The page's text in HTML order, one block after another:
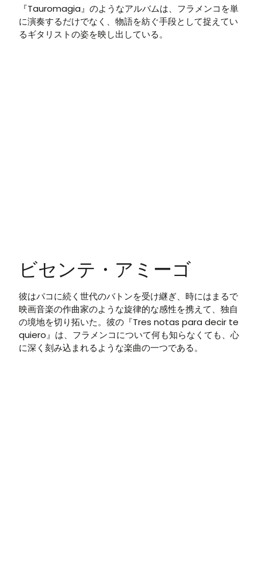
『Tauromagia』のようなアルバムは、フラメンコを単
に演奏するだけでなく、物語を紡ぐ手段として捉えてい
るギタリストの姿を映し出している。
ビセンテ・アミーゴ
彼はパコに続く世代のバトンを受け継ぎ、時にはまるで
映画音楽の作曲家のような旋律的な感性を携えて、独自
の境地を切り拓いた。彼の『Tres notas para decir te
quiero』は、フラメンコについて何も知らなくても、心
に深く刻み込まれるような楽曲の一つである。